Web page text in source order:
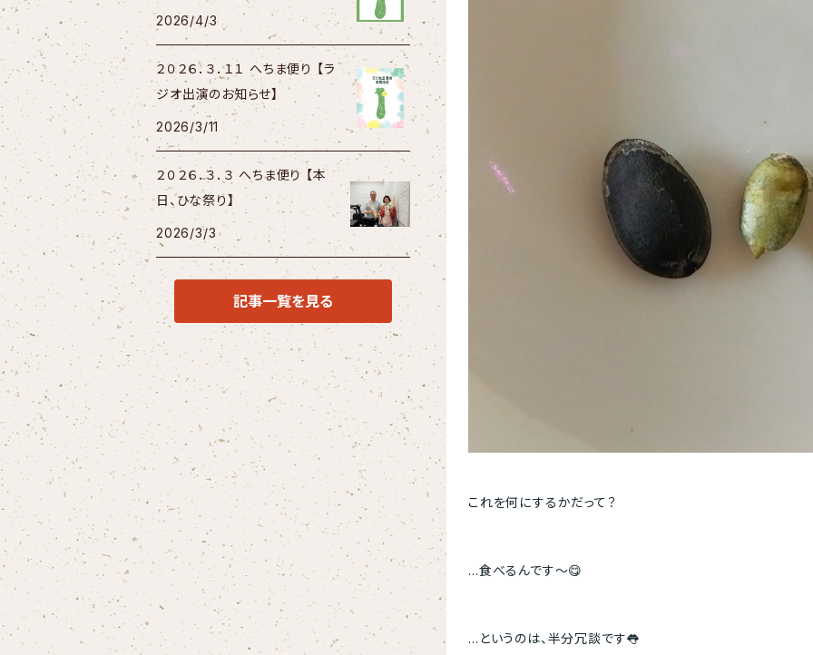
これを何にするかだって？
…食べるんです～😋
…というのは、半分冗談です👅
2026/4/3
２０２６．３．１１ へちま便り 【ラ
ジオ出演のお知らせ】
2026/3/11
２０２６．３．３ へちま便り 【本
日、ひな祭り】
2026/3/3
記事一覧を見る